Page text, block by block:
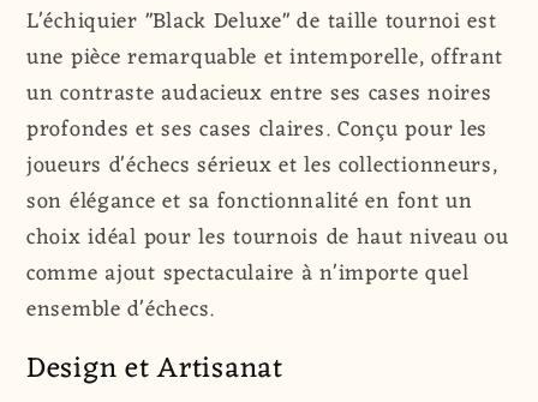
Deluxe&quot;
|
Taille
du
Tournoi
55
mm
|
Peuplier
Érable
Deluxe&quot;
|
Taille
du
Tournoi
55
mm
|
Peuplier
Érable
L'échiquier "Black Deluxe" de taille tournoi est
une pièce remarquable et intemporelle, offrant
un contraste audacieux entre ses cases noires
profondes et ses cases claires. Conçu pour les
joueurs d'échecs sérieux et les collectionneurs,
son élégance et sa fonctionnalité en font un
choix idéal pour les tournois de haut niveau ou
comme ajout spectaculaire à n'importe quel
ensemble d'échecs.
Design et Artisanat